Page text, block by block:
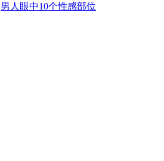
男人眼中10个性感部位